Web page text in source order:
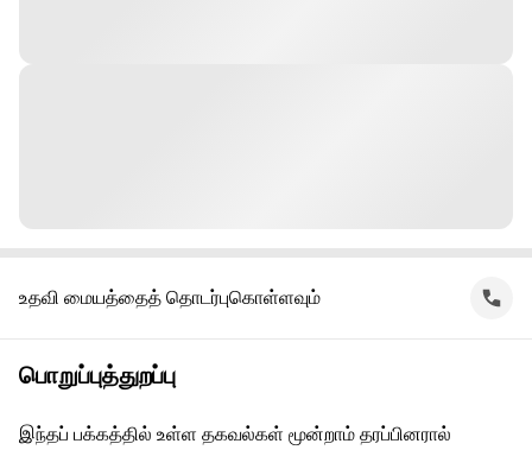
உதவி மையத்தைத் தொடர்புகொள்ளவும்
பொறுப்புத்துறப்பு
இந்தப் பக்கத்தில் உள்ள தகவல்கள் மூன்றாம் தரப்பினரால்